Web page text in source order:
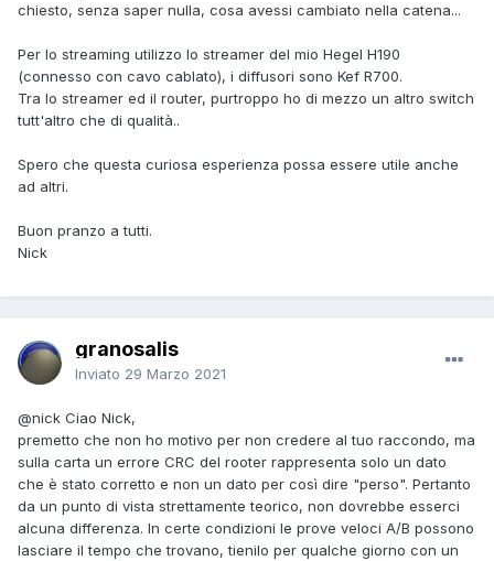
chiesto, senza saper nulla, cosa avessi cambiato nella catena...
Per lo streaming utilizzo lo streamer del mio Hegel H190
(connesso con cavo cablato), i diffusori sono Kef R700.
Tra lo streamer ed il router, purtroppo ho di mezzo un altro switch
tutt'altro che di qualità..
Spero che questa curiosa esperienza possa essere utile anche
ad altri.
Buon pranzo a tutti.
Nick
granosalis
Inviato 29 Marzo 2021
@nick Ciao Nick,
premetto che non ho motivo per non credere al tuo raccondo, ma
sulla carta un errore CRC del rooter rappresenta solo un dato
che è stato corretto e non un dato per così dire "perso". Pertanto
da un punto di vista strettamente teorico, non dovrebbe esserci
alcuna differenza. In certe condizioni le prove veloci A/B possono
lasciare il tempo che trovano, tienilo per qualche giorno con un